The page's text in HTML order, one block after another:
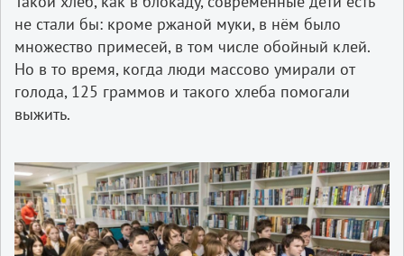
не стали бы: кроме ржаной муки, в нём было
множество примесей, в том числе обойный клей.
Но в то время, когда люди массово умирали от
голода, 125 граммов и такого хлеба помогали
выжить.